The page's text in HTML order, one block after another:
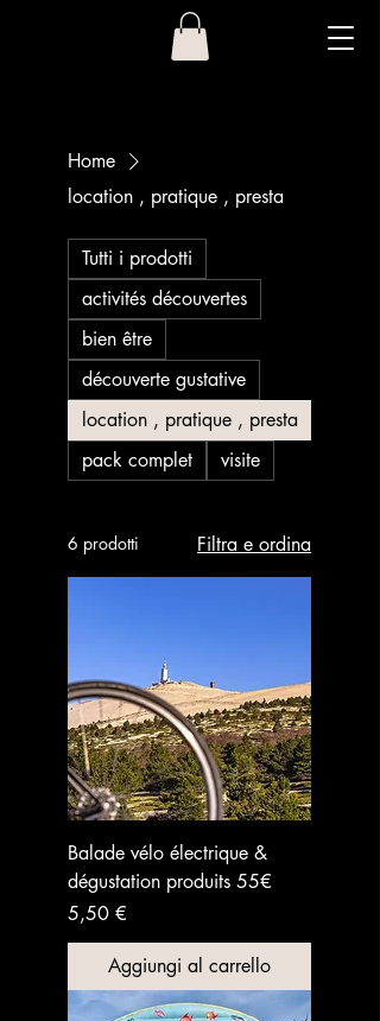
Home
location , pratique , presta
Tutti i prodotti
activités découvertes
bien être
découverte gustative
location , pratique , presta
pack complet
visite
6 prodotti Filtra e ordina
Balade vélo électrique &
dégustation produits 55€
Prezzo
5,50 €
Aggiungi al carrello